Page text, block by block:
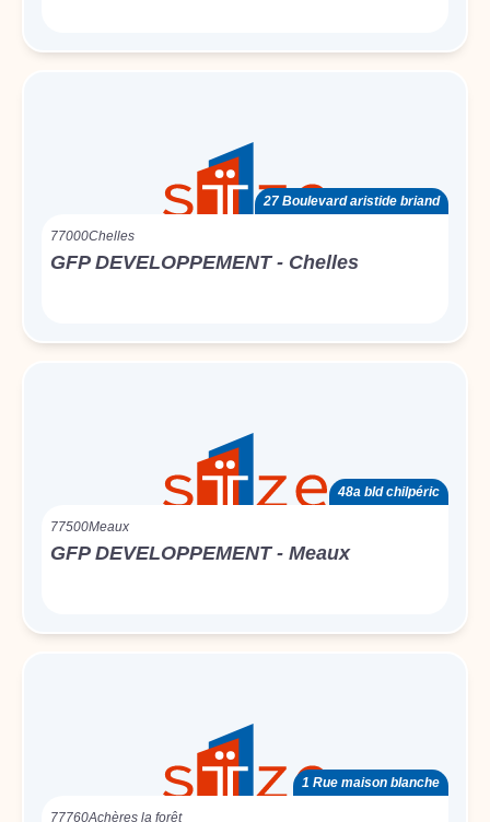
27 Boulevard aristide briand
77000Chelles
GFP DEVELOPPEMENT - Chelles
48a bld chilpéric
77500Meaux
GFP DEVELOPPEMENT - Meaux
1 Rue maison blanche
77760Achères la forêt